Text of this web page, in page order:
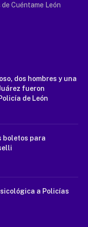
Cuéntame León
dos hombres y una
fueron
de León
boletos para
a Policías